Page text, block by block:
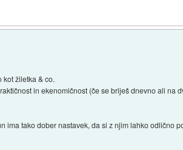
žiletka & co.
in ekenomičnost (če se briješ dnevno ali na
ima tako dober nastavek, da si z njim lahko odlično